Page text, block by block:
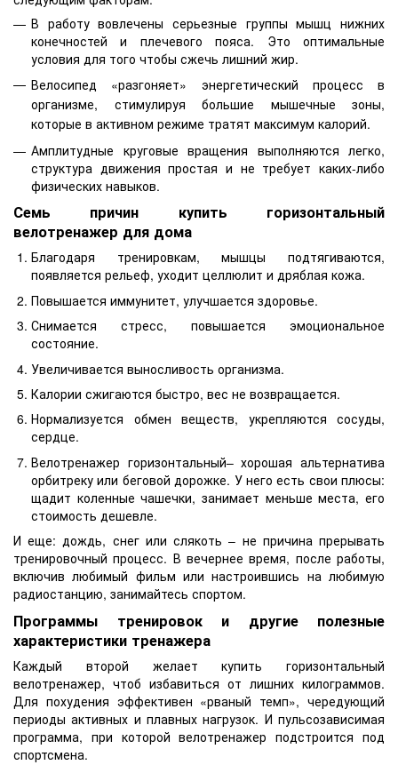
В работу вовлечены серьезные группы мышц нижних
конечностей и плечевого пояса. Это оптимальные
условия для того чтобы сжечь лишний жир.
Велосипед «разгоняет» энергетический процесс в
организме, стимулируя большие мышечные зоны,
которые в активном режиме тратят максимум калорий.
Амплитудные круговые вращения выполняются легко,
структура движения простая и не требует каких-либо
физических навыков.
Семь причин купить горизонтальный
велотренажер для дома
Благодаря тренировкам, мышцы подтягиваются,
появляется рельеф, уходит целлюлит и дряблая кожа.
Повышается иммунитет, улучшается здоровье.
Снимается стресс, повышается эмоциональное
состояние.
Увеличивается выносливость организма.
Калории сжигаются быстро, вес не возвращается.
Нормализуется обмен веществ, укрепляются сосуды,
сердце.
Велотренажер горизонтальный– хорошая альтернатива
орбитреку или беговой дорожке. У него есть свои плюсы:
щадит коленные чашечки, занимает меньше места, его
стоимость дешевле.
И еще: дождь, снег или слякоть – не причина прерывать
тренировочный процесс. В вечернее время, после работы,
включив любимый фильм или настроившись на любимую
радиостанцию, занимайтесь спортом.
Программы тренировок и другие полезные
характеристики тренажера
Каждый второй желает купить горизонтальный
велотренажер, чтоб избавиться от лишних килограммов.
Для похудения эффективен «рваный темп», чередующий
периоды активных и плавных нагрузок. И пульсозависимая
программа, при которой велотренажер подстроится под
спортсмена.